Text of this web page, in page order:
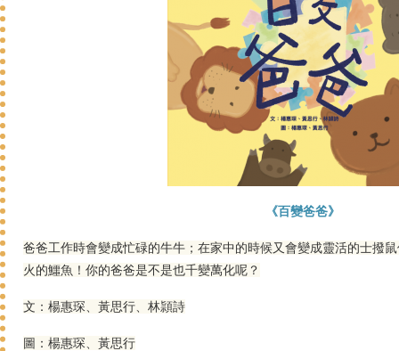
《百變爸爸》
爸爸工作時會變成忙碌的牛牛；在家中的時候又會變成靈活的士撥
火的鱷魚！你的爸爸是不是也千變萬化呢？
文：楊惠琛、黃思行、林頴詩
圖：楊惠琛、黃思行